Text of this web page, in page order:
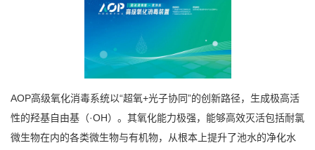
AOP高级氧化消毒系统以“超氧+光子协同”的创新路径，生成极高活
性的羟基自由基（·OH）。其氧化能力极强，能够高效灭活包括耐氯
微生物在内的各类微生物与有机物，从根本上提升了池水的净化水